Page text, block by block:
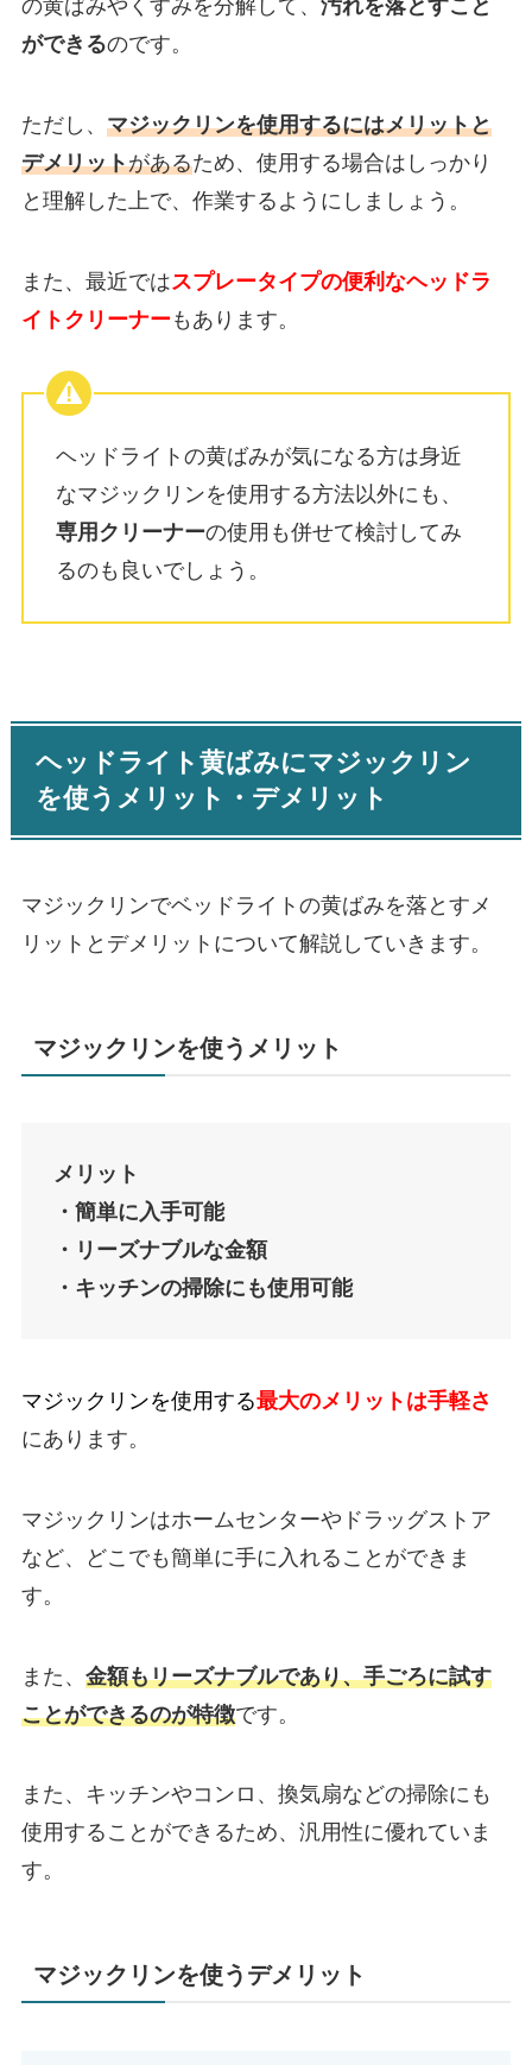
の黄ばみやくすみを分解して、 汚れを落とすこと
ができるのです。
ただし、 マジックリンを使用するにはメリットと
デメリットがあるため、使用する場合はしっかり
と理解した上で、作業するようにしましょう。
また、最近ではスプレータイプの便利なヘッドラ
イトクリーナーもあります。
ヘッドライトの黄ばみが気になる方は身近
なマジックリンを使用する方法以外にも、
専用クリーナーの使用も併せて検討してみ
るのも良いでしょう。
ヘッドライト黄ばみにマジックリン
を使うメリット・デメリット
マジックリンでベッドライトの黄ばみを落とすメ
リットとデメリットについて解説していきます。
マジックリンを使うメリット
メリット
・簡単に入手可能
・リーズナブルな金額
・キッチンの掃除にも使用可能
マジックリンを使用する最大のメリットは手軽さ
にあります。
マジックリンはホームセンターやドラッグストア
など、どこでも簡単に手に入れることができま
す。
また、 金額もリーズナブルであり、手ごろに試す
ことができるのが特徴です。
また、キッチンやコンロ、換気扇などの掃除にも
使用することができるため、汎用性に優れていま
す。
マジックリンを使うデメリット